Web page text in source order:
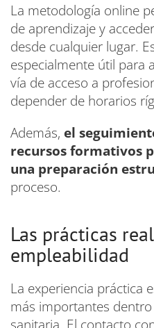
La metodología online
de aprendizaje y
desde cualquier lugar.
especialmente útil para
vía de acceso a
depender de horarios
Además, el
recursos formativos
una preparación
proceso.
Las prácticas
empleabilidad
La experiencia práctica
más importantes
sanitaria. El contacto